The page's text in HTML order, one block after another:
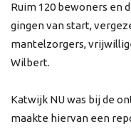
Ruim 120 bewoners en
gingen van start,
mantelzorgers,
Wilbert.
Katwijk NU was bij de
maakte hiervan een